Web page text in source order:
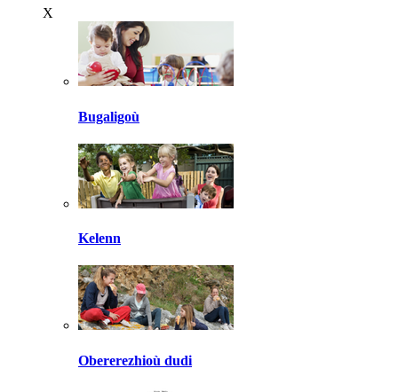
X
Bugaligoù
Kelenn
Obererezhioù dudi